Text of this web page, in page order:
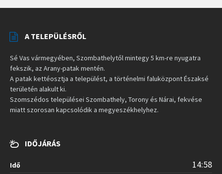
A TELEPÜLÉSRŐL
Sé Vas vármegyében, Szombathelytől mintegy 5 km-re nyugatra
fekszik, az Arany-patak mentén.
A patak kettéosztja a települést, a történelmi faluközpont Északsé
területén alakult ki.
Szomszédos települései Szombathely, Torony és Nárai, fekvése
miatt szorosan kapcsolódik a megyeszékhelyhez.
IDŐJÁRÁS
Idő 14:58